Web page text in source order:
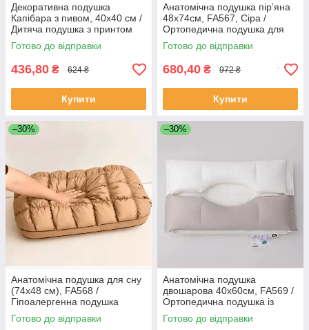
Декоративна подушка
Капібара з пивом, 40х40 см /
Дитяча подушка з принтом
Готово до відправки
436,80 ₴ 624 ₴
Купити
Анатомічна подушка пірʼяна
48х74см, FA567, Сіра /
Ортопедична подушка для
сну / Подушка анатомічна
тісто
Готово до відправки
680,40 ₴ 972 ₴
Купити
–30%
Анатомічна подушка для сну
(74х48 см), FA568 /
Гіпоалергенна подушка
Готово до відправки
–30%
Анатомічна подушка
двошарова 40х60см, FA569 /
Ортопедична подушка із
ефектом пам'яті / Подвійна
подушка для сну
Готово до відправки